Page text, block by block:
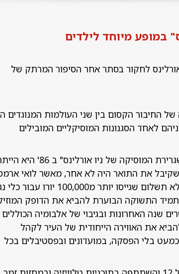
במופע מיוחד לילדים
לחקור בסתר אחר הסיפור המרתק של
החיבור הקסום בין שני העולמות המנוגדים
לאחד הסגנונות המוסיקליים המובילים
כשהזמרת ליליאן בוטה קיבלה את
את התואר היה לא אחר, מאשר לואי
'קתרינה' היא הופיעה בקונצרטים
תמיד התשוקה הבוערת להביא את הדופק
שנה האחרונות ובגיבוי של אלבומיה הכוללים
את האווירה הייחודית של העיר לקהל
בלי הפסקה, במועדונים ובפסטיבלים בכל